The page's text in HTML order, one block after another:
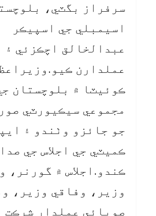
سرفراز بگٽي،
اسيمبلي جي اسپيڪر
عبدالخالق اچڪزئي ۽
عملدارن
ڪوئيٽا ۾ بلوچستان
مجموعي سيڪيورٽي
جو جائزو وٺندو ۽
ڪميٽي جي اجلاس جي
ڪندو.اجلاس ۾ گورنر،
وزير، وفاقي وزير،
صوبائي عملدار شرڪت